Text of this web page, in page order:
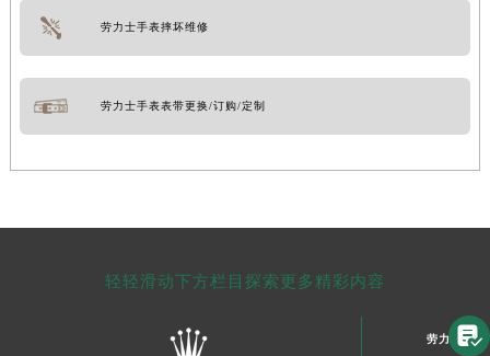
劳力士手表摔坏维修
劳力士手表表带更换/订购/定制
轻轻滑动下方栏目探索更多精彩内容
劳力士中国
